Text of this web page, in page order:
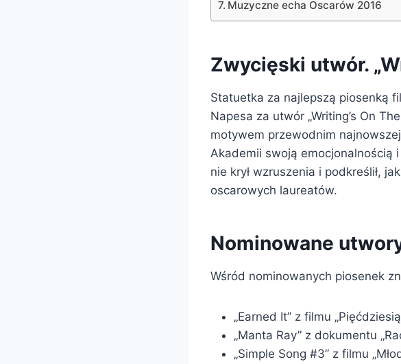
Muzyczne echa Oscarów 2016
Zwycięski utwór.
Statuetka za najlepszą piosenką
Napesa za utwór „Writing’s On
motywem przewodnim
Akademii swoją emocjonalnością
nie krył wzruszenia i podkreślił,
oscarowych laureatów.
Nominowane
Wśród nominowanych piosenek
„Earned It” z filmu
„Manta Ray” z dokumentu
„Simple Song #3” z filmu